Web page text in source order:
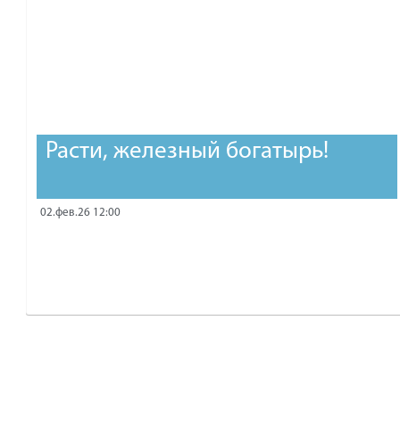
Расти, железный богатырь!
02.фев.26 12:00